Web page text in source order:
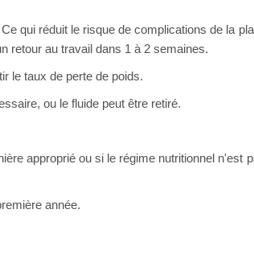
Ce qui réduit le risque de complications de la
retour au travail dans 1 à 2 semaines.
le taux de perte de poids.
ou le fluide peut être retiré.
approprié ou si le régime nutritionnel n'est
année.